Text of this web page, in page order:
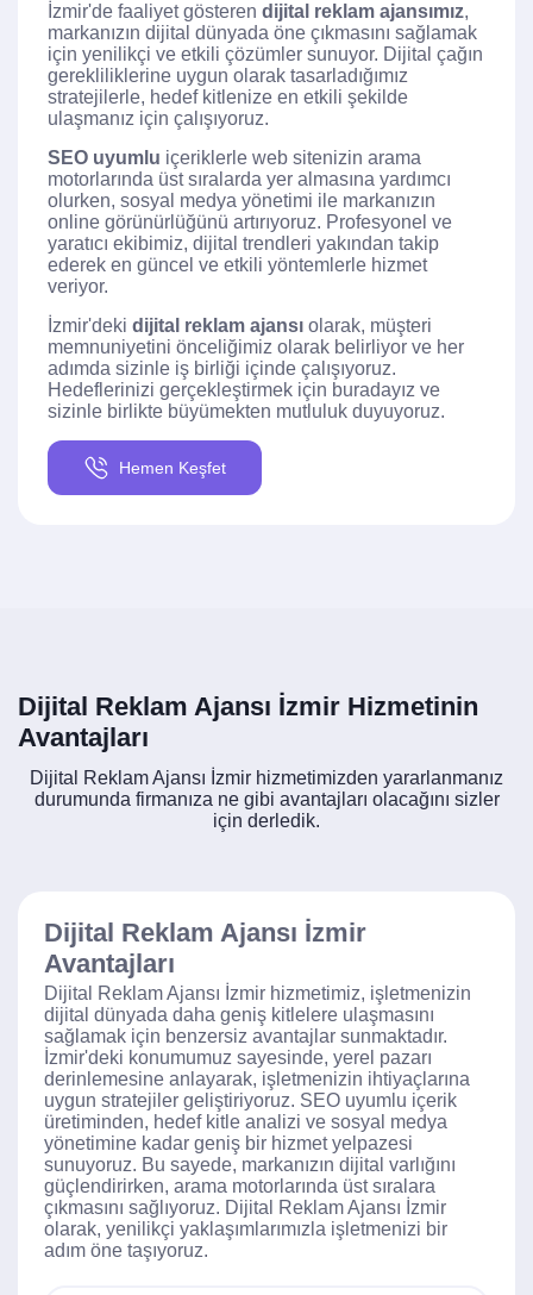
İzmir'de faaliyet gösteren dijital reklam ajansımız,
markanızın dijital dünyada öne çıkmasını sağlamak
için yenilikçi ve etkili çözümler sunuyor. Dijital çağın
gerekliliklerine uygun olarak tasarladığımız
stratejilerle, hedef kitlenize en etkili şekilde
ulaşmanız için çalışıyoruz.
SEO uyumlu içeriklerle web sitenizin arama
motorlarında üst sıralarda yer almasına yardımcı
olurken, sosyal medya yönetimi ile markanızın
online görünürlüğünü artırıyoruz. Profesyonel ve
yaratıcı ekibimiz, dijital trendleri yakından takip
ederek en güncel ve etkili yöntemlerle hizmet
veriyor.
İzmir'deki dijital reklam ajansı olarak, müşteri
memnuniyetini önceliğimiz olarak belirliyor ve her
adımda sizinle iş birliği içinde çalışıyoruz.
Hedeflerinizi gerçekleştirmek için buradayız ve
sizinle birlikte büyümekten mutluluk duyuyoruz.
Hemen Keşfet
Dijital Reklam Ajansı İzmir Hizmetinin
Avantajları
Dijital Reklam Ajansı İzmir hizmetimizden yararlanmanız
durumunda firmanıza ne gibi avantajları olacağını sizler
için derledik.
Dijital Reklam Ajansı İzmir
Avantajları
Dijital Reklam Ajansı İzmir hizmetimiz, işletmenizin
dijital dünyada daha geniş kitlelere ulaşmasını
sağlamak için benzersiz avantajlar sunmaktadır.
İzmir'deki konumumuz sayesinde, yerel pazarı
derinlemesine anlayarak, işletmenizin ihtiyaçlarına
uygun stratejiler geliştiriyoruz. SEO uyumlu içerik
üretiminden, hedef kitle analizi ve sosyal medya
yönetimine kadar geniş bir hizmet yelpazesi
sunuyoruz. Bu sayede, markanızın dijital varlığını
güçlendirirken, arama motorlarında üst sıralara
çıkmasını sağlıyoruz. Dijital Reklam Ajansı İzmir
olarak, yenilikçi yaklaşımlarımızla işletmenizi bir
adım öne taşıyoruz.